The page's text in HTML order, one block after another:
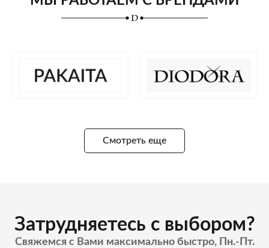
Смотреть еще
Затрудняетесь с выбором?
Свяжемся с Вами максимально быстро, Пн.-Пт.